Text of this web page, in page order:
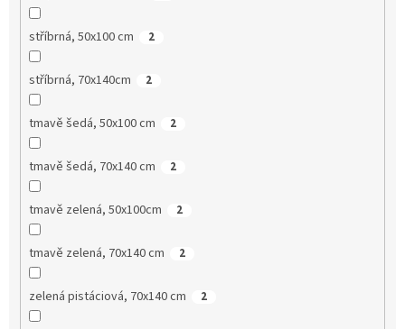
stříbrná, 50x100 cm 2
stříbrná, 70x140cm 2
tmavě šedá, 50x100 cm 2
tmavě šedá, 70x140 cm 2
tmavě zelená, 50x100cm 2
tmavě zelená, 70x140 cm 2
zelená pistáciová, 70x140 cm 2